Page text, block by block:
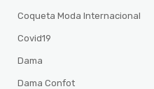
Coqueta Moda Internacional
Covid19
Dama
Dama Confot